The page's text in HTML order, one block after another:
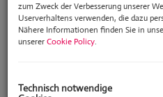
In einer der begehrtesten
am Walde, präsentiert sich dieses
Gelegenheit für anspruchsvolles
Auf einem ca.
900 m² großen
zum Zweck der Verbesserung unserer
Userverhaltens verwenden, die dazu
Nähere Informationen finden Sie in
unsererCookie Policy.
Technisch notwendige